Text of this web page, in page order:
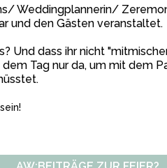
Weddingplannerin/
und den Gästen veranstaltet.
Und dass ihr nicht
Tag nur da, um mit dem